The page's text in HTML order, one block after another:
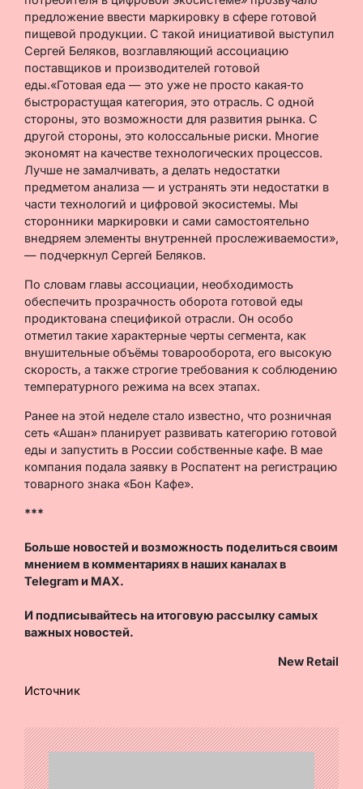
предложение ввести маркировку в сфере готовой
пищевой продукции. С такой инициативой выступил
Сергей Беляков, возглавляющий ассоциацию
поставщиков и производителей готовой
еды.«Готовая еда — это уже не просто какая‑то
быстрорастущая категория, это отрасль. С одной
стороны, это возможности для развития рынка. С
другой стороны, это колоссальные риски. Многие
экономят на качестве технологических процессов.
Лучше не замалчивать, а делать недостатки
предметом анализа — и устранять эти недостатки в
части технологий и цифровой экосистемы. Мы
сторонники маркировки и сами самостоятельно
внедряем элементы внутренней прослеживаемости»,
— подчеркнул Сергей Беляков.
По словам главы ассоциации, необходимость
обеспечить прозрачность оборота готовой еды
продиктована спецификой отрасли. Он особо
отметил такие характерные черты сегмента, как
внушительные объёмы товарооборота, его высокую
скорость, а также строгие требования к соблюдению
температурного режима на всех этапах.
Ранее на этой неделе стало известно, что розничная
сеть «Ашан» планирует развивать категорию готовой
еды и запустить в России собственные кафе. В мае
компания подала заявку в Роспатент на регистрацию
товарного знака «Бон Кафе».
***
Больше новостей и возможность поделиться своим
мнением в комментариях в наших каналах в
Telegram и MAX.
И подписывайтесь на итоговую рассылку самых
важных новостей.
New Retail
Источник